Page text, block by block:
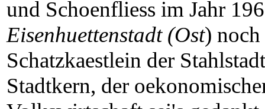
und Schoenfliess im Jahr
Eisenhuettenstadt (Ost) noch
Schatzkaestlein der
Stadtkern, der